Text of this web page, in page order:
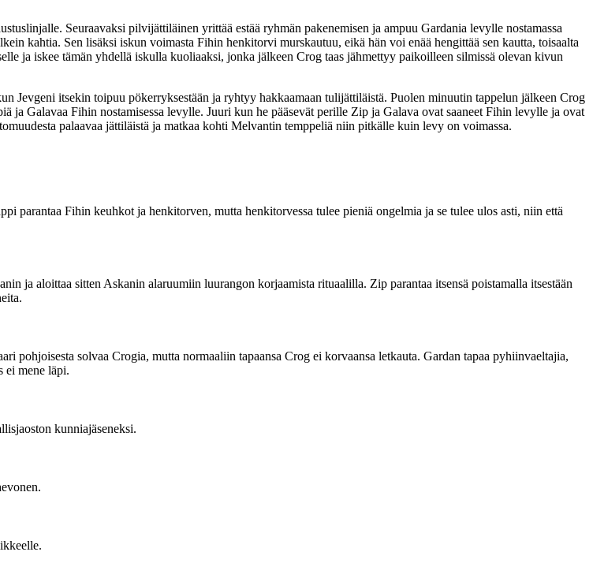
Seuraavaksi pilvijättiläinen yrittää estää ryhmän pakenemisen ja ampuu Gardania levylle nostamassa
kahtia. Sen lisäksi iskun voimasta Fihin henkitorvi murskautuu, eikä hän voi enää hengittää sen kautta, toisaalta
ja iskee tämän yhdellä iskulla kuoliaaksi, jonka jälkeen Crog taas jähmettyy paikoilleen silmissä olevan kivun
Jevgeni itsekin toipuu pökerryksestään ja ryhtyy hakkaamaan tulijättiläistä. Puolen minuutin tappelun jälkeen Crog
ja Galavaa Fihin nostamisessa levylle. Juuri kun he pääsevät perille Zip ja Galava ovat saaneet Fihin levylle ja ovat
palaavaa jättiläistä ja matkaa kohti Melvantin temppeliä niin pitkälle kuin levy on voimassa.
parantaa Fihin keuhkot ja henkitorven, mutta henkitorvessa tulee pieniä ongelmia ja se tulee ulos asti, niin että
ja aloittaa sitten Askanin alaruumiin luurangon korjaamista rituaalilla. Zip parantaa itsensä poistamalla itsestään
pohjoisesta solvaa Crogia, mutta normaaliin tapaansa Crog ei korvaansa letkauta. Gardan tapaa pyhiinvaeltajia,
ei mene läpi.
kunniajäseneksi.